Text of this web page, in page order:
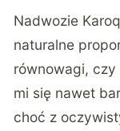
Nadwozie
naturalne
równowagi,
mi się nawet
choć z